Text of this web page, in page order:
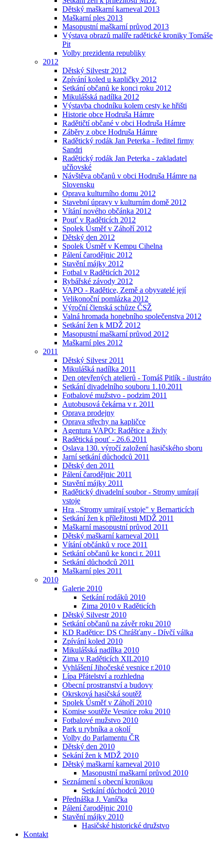
Dětský maškarní karneval 2013
Maškarní ples 2013
Masopustní maškarní průvod 2013
Výstava obrazů malíře radětické kroniky Tomáše
Pit
Volby prezidenta republiky
2012
Dětský Silvestr 2012
Zpívání koled u kapličky 2012
Setkání občanů ke konci roku 2012
Mikulášská nadílka 2012
Výstavba chodníku kolem cesty ke hřišti
Historie obce Hodruša Hámre
Radětičtí občané v obci Hodruša Hámre
Záběry z obce Hodruša Hámre
Radětický rodák Jan Peterka - ředitel firmy
Sandri
Radětický rodák Jan Peterka - zakladatel
učňovské
Návštěva občanů v obci Hodruša Hámre na
Slovensku
Oprava kulturního domu 2012
Stavební úpravy v kulturním domě 2012
Vítání nového občánka 2012
Pouť v Raděticích 2012
Spolek Úsměf v Záhoří 2012
Dětský den 2012
Spolek Úsměf v Kempu Cihelna
Pálení čarodějnic 2012
Stavění májky 2012
Fotbal v Raděticích 2012
Rybářské závody 2012
VAPO - Radětice, Země a obyvatelé její
Velikonoční pomlázka 2012
Výroční členská schůze ČSŽ
Valná hromada honebního společenstva 2012
Setkání žen k MDŽ 2012
Masopustní maškarní průvod 2012
Maškarní ples 2012
2011
Dětský Silvesr 2011
Mikulášká nadílka 2011
Den otevřených atelierů - Tomáš Pitlík - ilustráto
Setkání divadelního souboru 1.10.2011
Fotbalové mužstvo - podzim 2011
Autobusová čekárna v r. 2011
Oprava prodejny
Oprava střechy na kapličce
Agentura VAPO: Radětice a živly
Radětická pouť - 26.6.2011
Oslava 130. výročí založení hasičského sboru
Jarní setkání důchodců 2011
Dětský den 2011
Pálení čarodějnic 2011
Stavění májky 2011
Radětický divadelní soubor - Stromy umírají
vstoje
Hra ,,Stromy umirají vstoje" v Bernarticích
Setkání žen k příležitosti MDŽ 2011
Maškarní masopustní průvod 2011
Dětský maškarní karneval 2011
Vítání občánků v roce 2011
Setkání občanů ke konci r. 2011
Setkání důchodců 2011
Maškarní ples 2011
2010
Galerie 2010
Setkání rodáků 2010
Zima 2010 v Raděticích
Dětský Silvestr 2010
Setkání občanů na závěr roku 2010
KD Radětice: DS Chrášťany - Dívčí válka
Zpívání koled 2010
Mikulášská nadílka 2010
Zima v Raděticích XII.2010
Vyhlášení Jihočeské vesnice r.2010
Lípa Přátelství a rozhledna
Obecní prostranství a budovy
Okrsková hasičská soutěž
Spolek Úsměf v Záhoří 2010
Komise soutěže Vesnice roku 2010
Fotbalové mužstvo 2010
Park u rybníka a okolí
Volby do Parlamentu ČR
Dětský den 2010
Sekání žen k MDŽ 2010
Dětský maškarní karneval 2010
Masopustní maškarní průvod 2010
Seznámení s obecní kronikou
Setkání důchodců 2010
Přednáška J. Vaníčka
Pálení čarodějnic 2010
Stavění májky 2010
Hasičské historické družstvo
Kontakt